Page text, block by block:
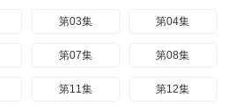
第03集 第04集
第07集 第08集
第11集 第12集